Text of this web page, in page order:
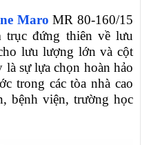
Maro MR 80-160/15
đứng thiên về lưu
lưu lượng lớn và cột
sự lựa chọn hoàn hảo
trong các tòa nhà cao
bệnh viện, trường học